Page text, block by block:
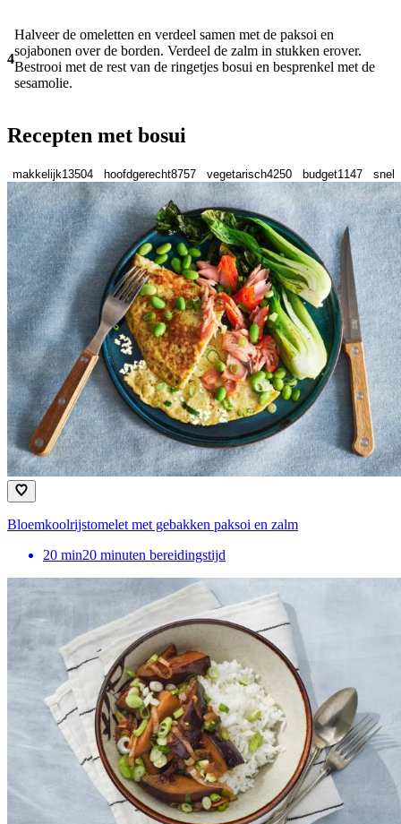
4
Halveer de omeletten en verdeel samen met de paksoi en
sojabonen over de borden. Verdeel de zalm in stukken erover.
Bestrooi met de rest van de ringetjes bosui en besprenkel met de
sesamolie.
Recepten met bosui
makkelijk13504 hoofdgerecht8757 vegetarisch4250 budget1147 snel
Bloemkoolrijstomelet met gebakken paksoi en zalm
20 min20 minuten bereidingstijd